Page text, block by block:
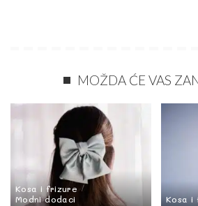
MOŽDA ĆE VAS
Kosa i frizure
Modni dodaci
Kosa i